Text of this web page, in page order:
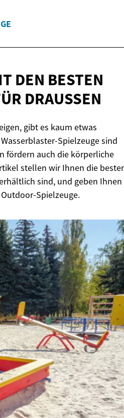
BESTEN W
DRAUSSEN
gibt es kaum etwas
Spielzeuge sind
fördern auch die körperliche
stellen wir Ihnen die
sind, und geben Ihnen
Spielzeuge.